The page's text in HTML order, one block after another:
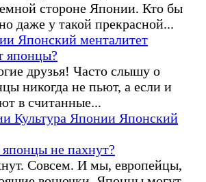
стороне Японии. Кто бы
даже у такой прекрасной...
Японский менталитет
японцы?
друзья! Часто слышу о
никогда не пьют, а если и
в считанные...
Культура Японии Японский
не пахнут?
Совсем. И мы, европейцы,